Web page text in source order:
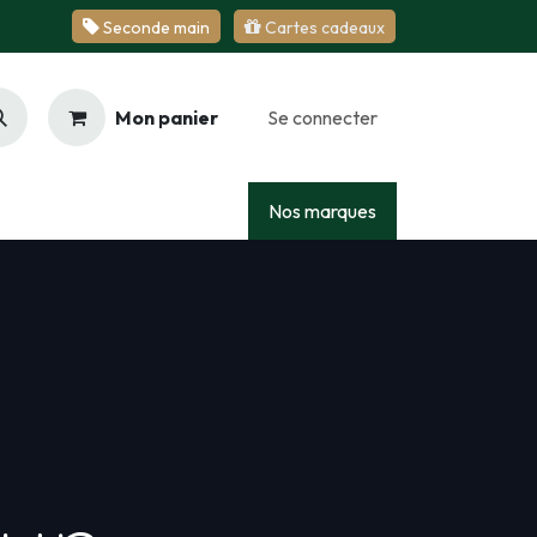
Se​​​​conde ​​​​m​​a​​in Cartes cadeaux
Mon panier Se connecter
Nos marques